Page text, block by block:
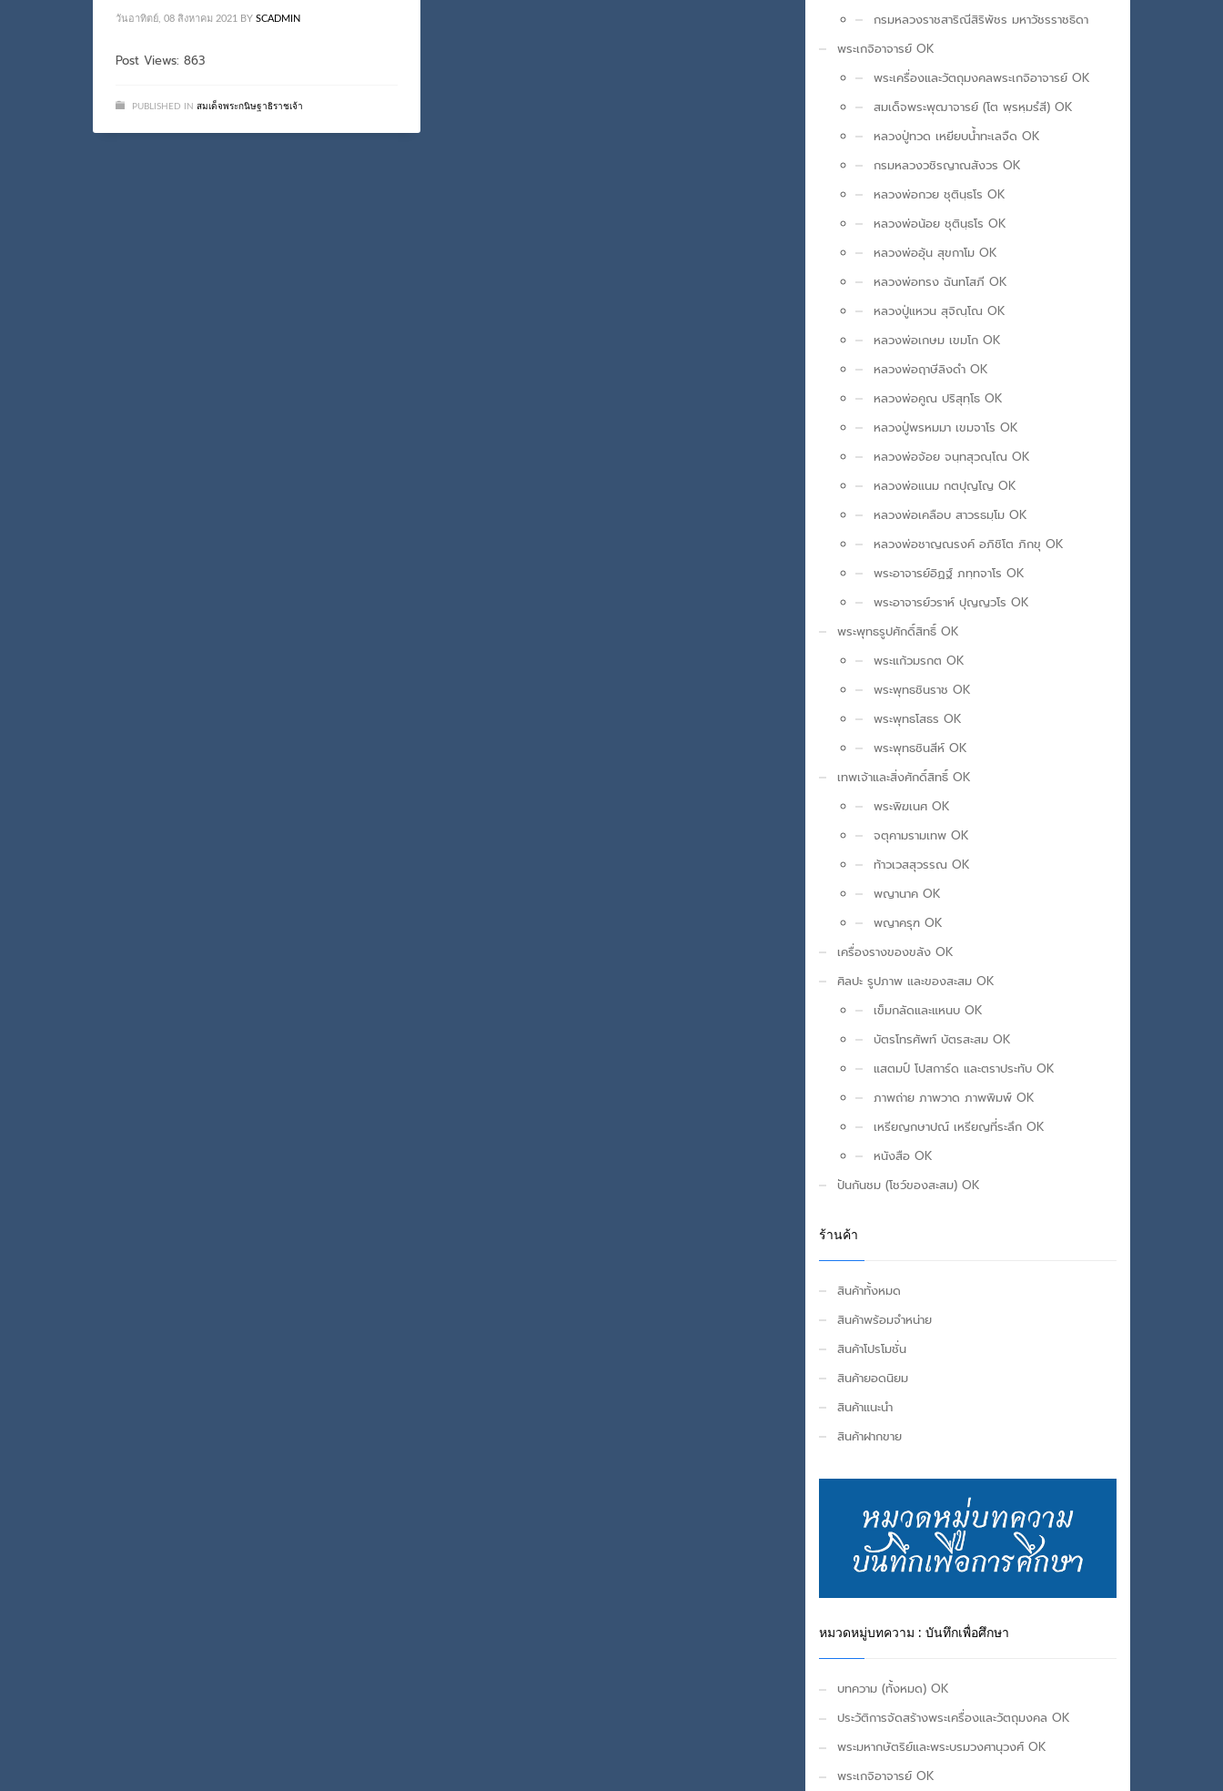
วันอาทิตย์, 08 สิงหาคม 2021 BY SCADMIN
Post Views: 863
PUBLISHED IN สมเด็จพระกนิษฐาธิราชเจ้า
กรมหลวงราชสาริณีสิริพัชร มหาวัชรราชธิดา
พระเกจิอาจารย์ OK
พระเครื่องและวัตถุมงคลพระเกจิอาจารย์ OK
สมเด็จพระพุฒาจารย์ (โต พฺรหฺมรํสี) OK
หลวงปู่ทวด เหยียบน้ำทะเลจืด OK
กรมหลวงวชิรญาณสังวร OK
หลวงพ่อกวย ชุตินฺธโร OK
หลวงพ่อน้อย ชุตินฺธโร OK
หลวงพ่ออุ้น สุขกาโม OK
หลวงพ่อทรง ฉันทโสภี OK
หลวงปู่แหวน สุจิณฺโณ OK
หลวงพ่อเกษม เขมโก OK
หลวงพ่อฤาษีลิงดำ OK
หลวงพ่อคูณ ปริสุทฺโธ OK
หลวงปู่พรหมมา เขมจาโร OK
หลวงพ่อจ้อย จนฺทสุวณฺโณ OK
หลวงพ่อแนม กตปุญโญ OK
หลวงพ่อเคลือบ สาวรธมฺโม OK
หลวงพ่อชาญณรงค์ อภิชิโต ภิกขุ OK
พระอาจารย์อิฏฐ์ ภทฺทจาโร OK
พระอาจารย์วราห์ ปุญญวโร OK
พระพุทธรูปศักดิ์สิทธิ์ OK
พระแก้วมรกต OK
พระพุทธชินราช OK
พระพุทธโสธร OK
พระพุทธชินสีห์ OK
เทพเจ้าและสิ่งศักดิ์สิทธิ์ OK
พระพิฆเนศ OK
จตุคามรามเทพ OK
ท้าวเวสสุวรรณ OK
พญานาค OK
พญาครุฑ OK
เครื่องรางของขลัง OK
ศิลปะ รูปภาพ และของสะสม OK
เข็มกลัดและแหนบ OK
บัตรโทรศัพท์ บัตรสะสม OK
แสตมป์ โปสการ์ด และตราประทับ OK
ภาพถ่าย ภาพวาด ภาพพิมพ์ OK
เหรียญกษาปณ์ เหรียญที่ระลึก OK
หนังสือ OK
ปันกันชม (โชว์ของสะสม) OK
ร้านค้า
สินค้าทั้งหมด
สินค้าพร้อมจำหน่าย
สินค้าโปรโมชั่น
สินค้ายอดนิยม
สินค้าแนะนำ
สินค้าฝากขาย
หมวดหมู่บทความ : บันทึกเพื่อศึกษา
บทความ (ทั้งหมด) OK
ประวัติการจัดสร้างพระเครื่องและวัตถุมงคล OK
พระมหากษัตริย์และพระบรมวงศานุวงศ์ OK
พระเกจิอาจารย์ OK